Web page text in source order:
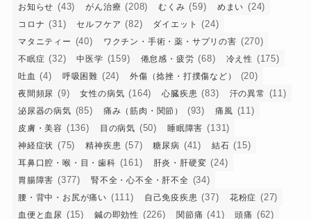
お知らせ (43) がん治療 (208) むくみ (59) めまい (24)
コロナ (31) セルフケア (82) ダイエット (24)
マタニティー (40) ワクチン・手術・薬・サプリの害 (270)
不眠症 (32) 中医学 (159) 倦怠感・疲労 (68) 冷え性 (175)
吐血 (4) 呼吸困難 (24) 外傷（捻挫・打撲傷など） (20)
夜間頻尿 (9) 女性の病気 (164) 心臓疾患 (83) 汗の異常 (11)
泌尿器の病気 (85) 痛み（筋肉・関節） (93) 痛風 (11)
皮膚・美容 (136) 目の病気 (50) 睡眠障害 (131)
神経症状 (75) 精神疾患 (57) 糖尿病 (41) 結石 (15)
耳鼻口腔・喉・目・歯科 (161) 肝炎・肝硬変 (24)
胃腸障害 (377) 腎不全・心不全・肝不全 (34)
腰・背中・お尻が痛い (111) 自己免疫疾患 (37) 花粉症 (27)
血便と血尿 (15) 鍼の即効性 (226) 関節痛 (41) 頭痛 (62)